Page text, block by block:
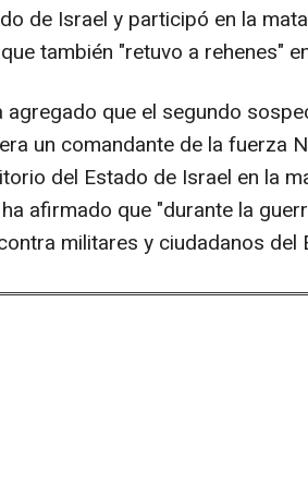
de Israel y participó en la
también "retuvo a rehenes"
agregado que el segundo
un comandante de la fuerza
del Estado de Israel en la
afirmado que "durante la
militares y ciudadanos del